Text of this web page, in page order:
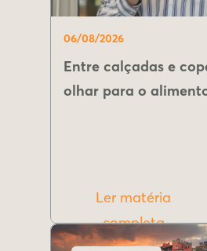
06/08/2026
Entre calçadas e
olhar para o
Ler matéria
completa